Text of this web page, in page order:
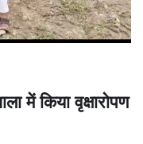
में किया वृक्षारोपण